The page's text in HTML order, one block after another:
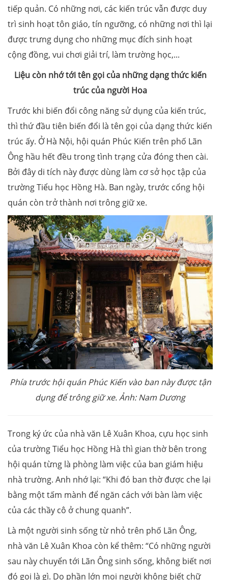
tiếp quản. Có những nơi, các kiến trúc vẫn được duy
trì sinh hoạt tôn giáo, tín ngưỡng, có những nơi thì lại
được trưng dụng cho những mục đích sinh hoạt
cộng đồng, vui chơi giải trí, làm trường học,...
Liệu còn nhớ tới tên gọi của những dạng thức kiến
trúc của người Hoa
Trước khi biến đổi công năng sử dụng của kiến trúc,
thì thứ đầu tiên biến đổi là tên gọi của dạng thức kiến
trúc ấy. Ở Hà Nội, hội quán Phúc Kiến trên phố Lãn
Ông hầu hết đều trong tình trạng cửa đóng then cài.
Bởi đây di tích này được dùng làm cơ sở học tập của
trường Tiểu học Hồng Hà. Ban ngày, trước cổng hội
quán còn trở thành nơi trông giữ xe.
Phía trước hội quán Phúc Kiến vào ban này được tận
dụng để trông giữ xe. Ảnh: Nam Dương
Trong ký ức của nhà văn Lê Xuân Khoa, cựu học sinh
của trường Tiểu học Hồng Hà thì gian thờ bên trong
hội quán từng là phòng làm việc của ban giám hiệu
nhà trường. Anh nhớ lại: “Khi đó ban thờ được che lại
bằng một tấm mành để ngăn cách với bàn làm việc
của các thầy cô ở chung quanh”.
Là một người sinh sống từ nhỏ trên phố Lãn Ông,
nhà văn Lê Xuân Khoa còn kể thêm: “Có những người
sau này chuyển tới Lãn Ông sinh sống, không biết nơi
đó gọi là gì. Do phần lớn mọi người không biết chữ